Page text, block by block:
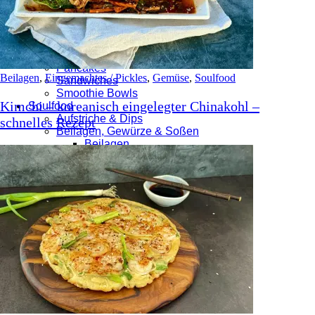
Herzhafte Brötchen
Süße Teilchen
Frühstück & Brunch
Aufstriche & Dips
Eier
Pancakes
Sandwiches
Smoothie Bowls
Soulfood
Aufstriche & Dips
Beilagen, Gewürze & Soßen
Beilagen
Gewürzmischungen
Soßen
BBQ
Bowls
Buddha Bowls
Poke Bowls
Burgers
Eingemachtes / Pickles
Fleisch & Fisch
Fisch & Meeresfrüchte
Hähnchen
Kalb
Pute
Beilagen,Eingemachtes / Pickles, Gemüse, Soulfood
Kimchi – koreanisch eingelegter Chinakohl –
schnelles Rezept